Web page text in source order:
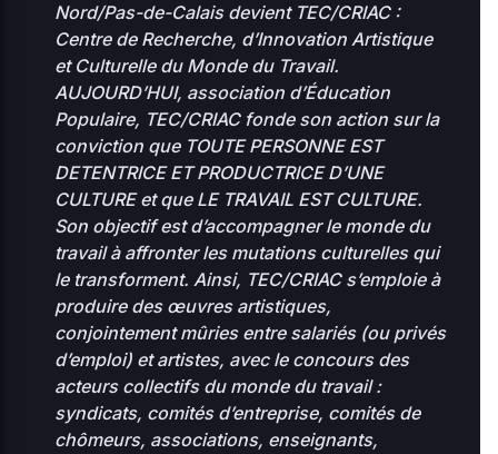
about.php
36.96
KB
0644
08-07
advanced-
flow-
control.php
34.56
KB
2026-
08-03
db-77.php
0.07
KB
0444
2026-
08-
18:18
index.php
0.04
KB
0644
07-31
01:02
maintenance-
77.php
0.08
KB
0444
06
Nord/Pas-de-Calais devient TEC/CRIAC :
Centre de Recherche, d’Innovation Artistique
et Culturelle du Monde du Travail.
AUJOURD’HUI, association d’Éducation
Populaire, TEC/CRIAC fonde son action sur la
conviction que TOUTE PERSONNE EST
DETENTRICE ET PRODUCTRICE D’UNE
CULTURE et que LE TRAVAIL EST CULTURE.
Son objectif est d’accompagner le monde du
travail à affronter les mutations culturelles qui
le transforment. Ainsi, TEC/CRIAC s’emploie à
produire des œuvres artistiques,
conjointement mûries entre salariés (ou privés
d’emploi) et artistes, avec le concours des
acteurs collectifs du monde du travail :
syndicats, comités d’entreprise, comités de
chômeurs, associations, enseignants,